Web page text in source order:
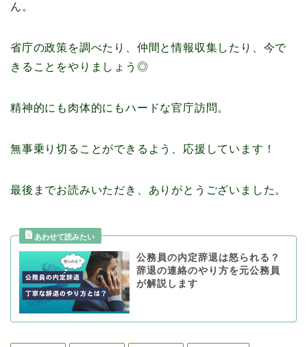
ん。
省庁の政策を調べたり、仲間と情報収集したり、今で
きることをやりましょう◎
精神的にも肉体的にもハードな官庁訪問。
無事乗り切ることができるよう、応援しています！
最後までお読みいただき、ありがとうございました。
公務員の内定辞退は怒られる？
辞退の連絡のやり方を元公務員
が解説します